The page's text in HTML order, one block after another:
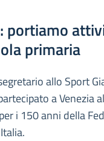
portiamo
primaria
allo Sport
a Venezia
i 150 anni della